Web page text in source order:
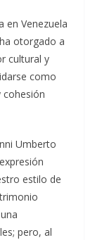
en Venezuela
otorgado a
cultural y
como
cohesión
Umberto
estilo de
pero, al